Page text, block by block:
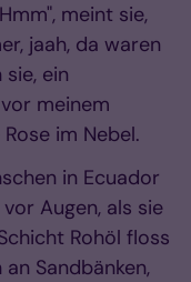
meint sie,
jaah, da waren
ein
meinem
im Nebel.
in Ecuador
Augen, als sie
Rohöl floss
Sandbänken,